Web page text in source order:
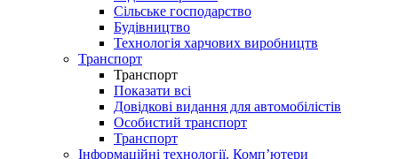
Сільське господарство
Будівництво
Технологія харчових виробництв
Транспорт
Транспорт
Показати всі
Довідкові видання для автомобілістів
Особистий транспорт
Транспорт
Інформаційні технології. Комп’ютери